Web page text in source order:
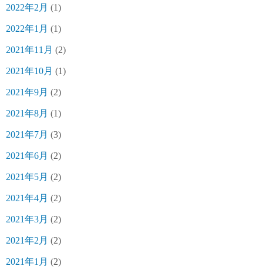
2022年2月 (1)
2022年1月 (1)
2021年11月 (2)
2021年10月 (1)
2021年9月 (2)
2021年8月 (1)
2021年7月 (3)
2021年6月 (2)
2021年5月 (2)
2021年4月 (2)
2021年3月 (2)
2021年2月 (2)
2021年1月 (2)